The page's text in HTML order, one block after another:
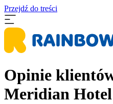
Przejdź do treści
Opinie
Meridian Hotel